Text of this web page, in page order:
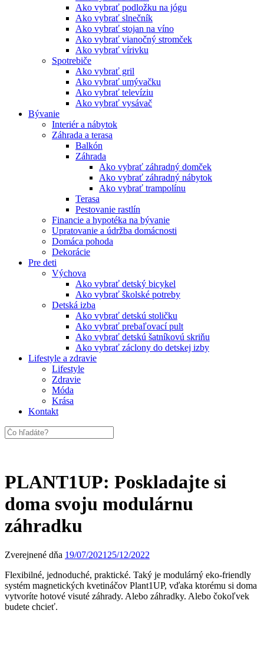
Ako vybrať podložku na jógu
Ako vybrať slnečník
Ako vybrať stojan na víno
Ako vybrať vianočný stromček
Ako vybrať vírivku
Spotrebiče
Ako vybrať gril
Ako vybrať umývačku
Ako vybrať televíziu
Ako vybrať vysávač
Bývanie
Interiér a nábytok
Záhrada a terasa
Balkón
Záhrada
Ako vybrať záhradný domček
Ako vybrať záhradný nábytok
Ako vybrať trampolínu
Terasa
Pestovanie rastlín
Financie a hypotéka na bývanie
Upratovanie a údržba domácnosti
Domáca pohoda
Dekorácie
Pre deti
Výchova
Ako vybrať detský bicykel
Ako vybrať školské potreby
Detská izba
Ako vybrať detskú stoličku
Ako vybrať prebaľovací pult
Ako vybrať detskú šatníkovú skriňu
Ako vybrať záclony do detskej izby
Lifestyle a zdravie
Lifestyle
Zdravie
Móda
Krása
Kontakt
PLANT1UP: Poskladajte si
doma svoju modulárnu
záhradku
Zverejnené dňa 19/07/2021 25/12/2022
Flexibilné, jednoduché, praktické. Taký je modulárný eko-friendly
systém magnetických kvetináčov Plant1UP, vďaka ktorému si doma
vytvoríte hotové visuté záhrady. Alebo záhradky. Alebo čokoľvek
budete chcieť.